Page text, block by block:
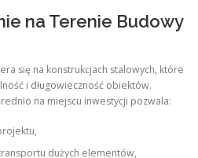
na Terenie Budowy
się na konstrukcjach stalowych, które
i długowieczność obiektów.
na miejscu inwestycji pozwala:
dużych elementów,